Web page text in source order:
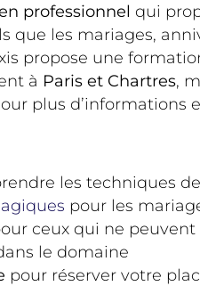
professionnel qui
que les mariages,
propose une
à Paris et Chartres,
plus d’informations
les techniques
pour les
ceux qui ne peuvent
le domaine
pour réserver votre